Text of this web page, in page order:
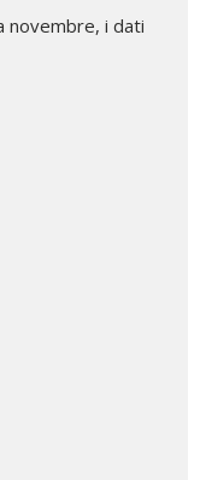
novembre, i dati